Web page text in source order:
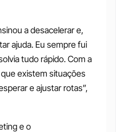
a desacelerar e,
ajuda. Eu sempre fui
tudo rápido. Com a
existem situações
e ajustar rotas”,
e o